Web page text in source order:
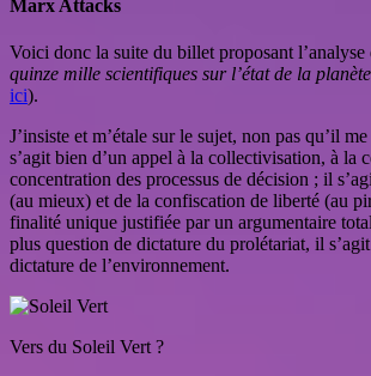
Marx Attacks
Voici donc la suite du billet proposant l’analyse
quinze mille scientifiques sur l’état de la planète
ici).
J’insiste et m’étale sur le sujet, non pas qu’il
s’agit bien d’un appel à la collectivisation, à la
concentration des processus de décision ; il
(au mieux) et de la confiscation de liberté (au
finalité unique justifiée par un argumentaire
plus question de dictature du prolétariat, il
dictature de l’environnement.
Vers du Soleil Vert ?